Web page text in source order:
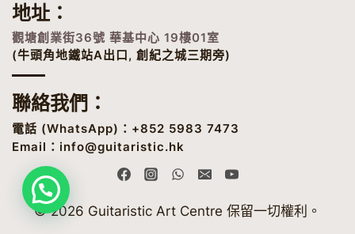
地址：
觀塘創業街36號 華基中心 19樓01室
(牛頭角地鐵站A出口, 創紀之城三期旁)
聯絡我們：
電話 (WhatsApp)：+852 5983 7473
Email： info@guitaristic.hk
© 2026 Guitaristic Art Centre 保留一切權利。